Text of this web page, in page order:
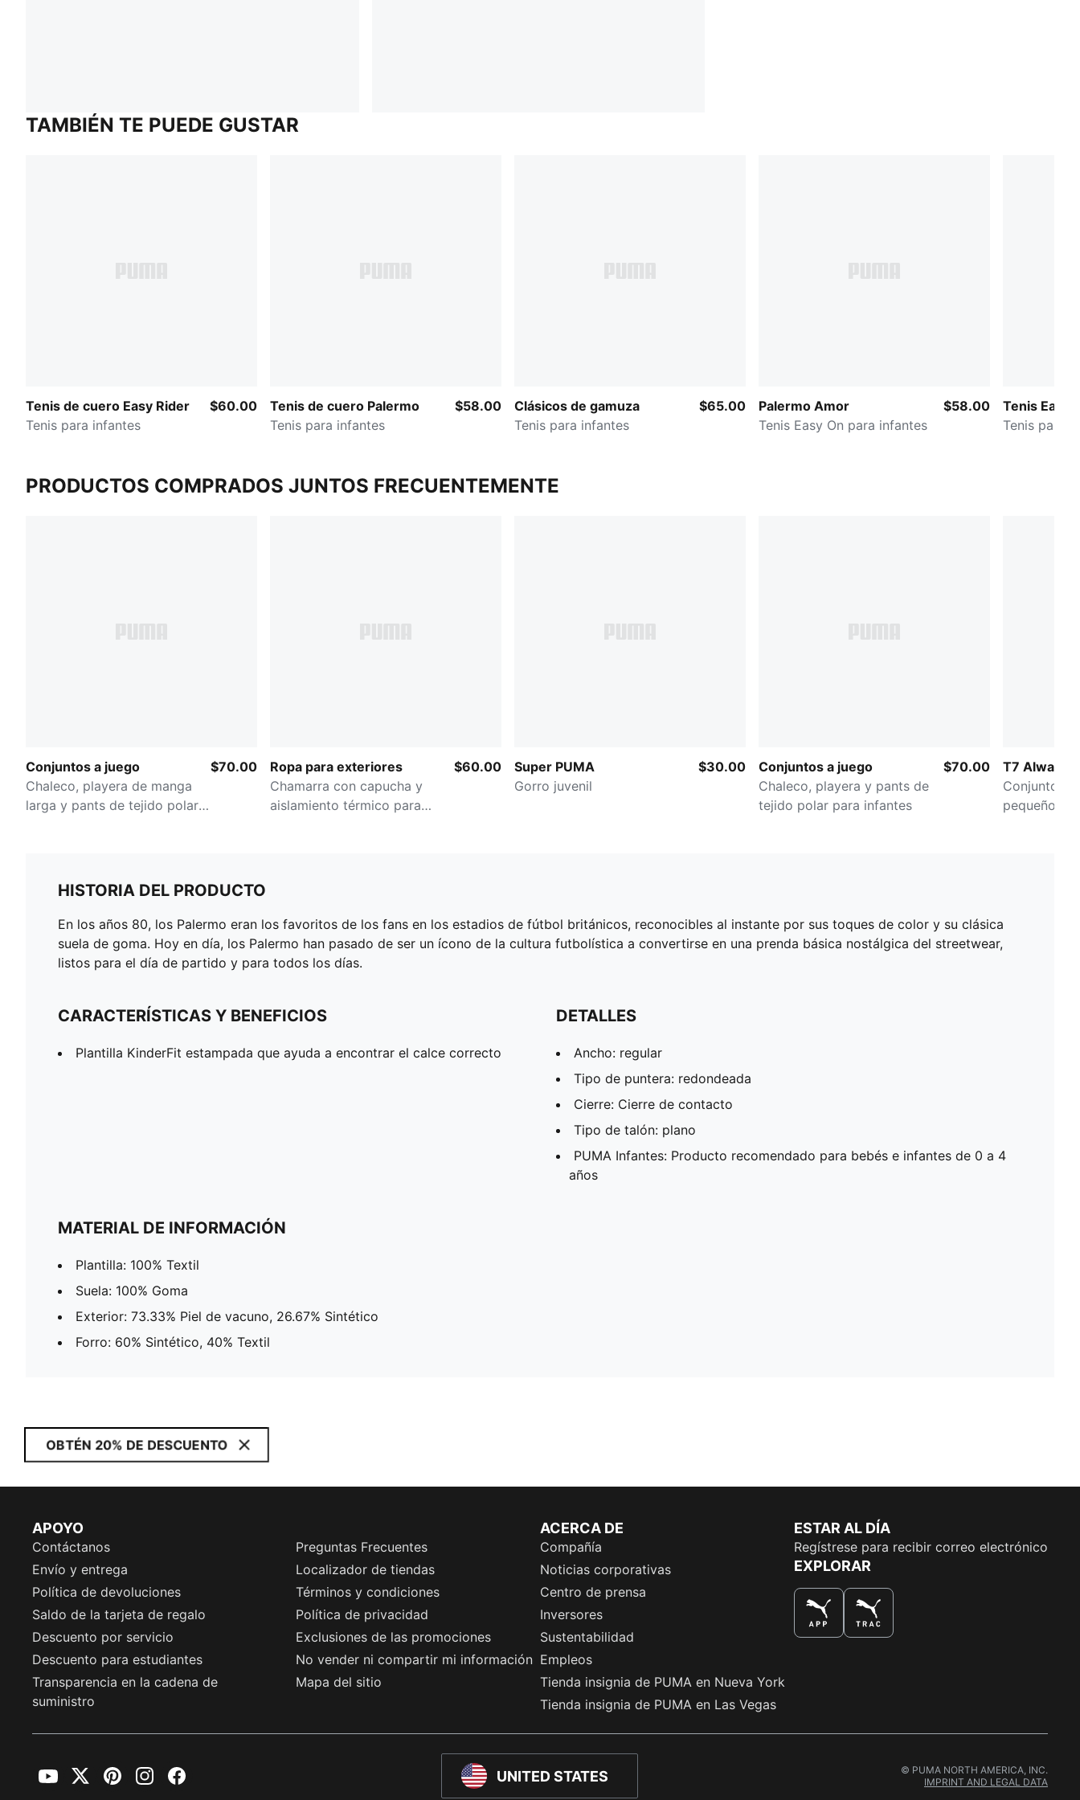
TAMBIÉN TE PUEDE GUSTAR
Tenis de cuero Easy Rider
Tenis para infantes
$60.00
Tenis de cuero Palermo
Tenis para infantes
$58.00
Clásicos de gamuza
Tenis para infantes
$65.00
Palermo Amor
Tenis Easy On para infantes
$58.00
Tenis Easy
Tenis para
PRODUCTOS COMPRADOS JUNTOS FRECUENTEMENTE
Conjuntos a juego
Chaleco, playera de manga
larga y pants de tejido polar
$70.00
Ropa para exteriores
Chamarra con capucha y
aislamiento térmico para
$60.00
Super PUMA
Gorro juvenil
$30.00
Conjuntos a juego
Chaleco, playera y pants de
tejido polar para infantes
$70.00
T7 Always
Conjunto
pequeños
HISTORIA DEL PRODUCTO
En los años 80, los Palermo eran los favoritos de los fans en los estadios de fútbol británicos, reconocibles al instante por sus toques de color y su clásica
suela de goma. Hoy en día, los Palermo han pasado de ser un ícono de la cultura futbolística a convertirse en una prenda básica nostálgica del streetwear,
listos para el día de partido y para todos los días.
CARACTERÍSTICAS Y BENEFICIOS
Plantilla KinderFit estampada que ayuda a encontrar el calce correcto
DETALLES
Ancho: regular
Tipo de puntera: redondeada
Cierre: Cierre de contacto
Tipo de talón: plano
PUMA Infantes: Producto recomendado para bebés e infantes de 0 a 4
años
MATERIAL DE INFORMACIÓN
Plantilla: 100% Textil
Suela: 100% Goma
Exterior: 73.33% Piel de vacuno, 26.67% Sintético
Forro: 60% Sintético, 40% Textil
OBTÉN 20% DE DESCUENTO
APOYO
Contáctanos
Preguntas Frecuentes
Envío y entrega
Localizador de tiendas
Política de devoluciones
Términos y condiciones
Saldo de la tarjeta de regalo
Política de privacidad
Descuento por servicio
Exclusiones de las promociones
Descuento para estudiantes
No vender ni compartir mi información
Transparencia en la cadena de
suministro
Mapa del sitio
ACERCA DE
Compañía
Noticias corporativas
Centro de prensa
Inversores
Sustentabilidad
Empleos
Tienda insignia de PUMA en Nueva York
Tienda insignia de PUMA en Las Vegas
ESTAR AL DÍA
Regístrese para recibir correo electrónico
EXPLORAR
UNITED STATES
YouTubeTwitterPinterestInstagramFacebook
© PUMA NORTH AMERICA, INC.
IMPRINT AND LEGAL DATA